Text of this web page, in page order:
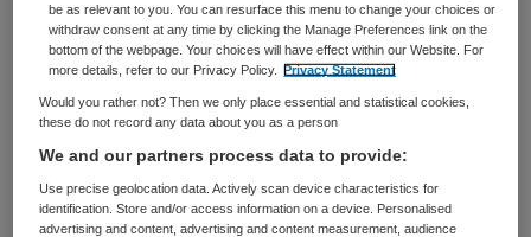
PLAATSINGSDATUM
1 oktober 2025
NIVEAU
HBO
ERVARING
Ervaren
DIENSTVERBAND
Uurbasis
Vacature niet beschikbaar
be as relevant to you. You can resurface this menu to change your choices or
withdraw consent at any time by clicking the Manage Preferences link on the
bottom of the webpage. Your choices will have effect within our Website. For
more details, refer to our Privacy Policy.
Privacy Statement
Would you rather not? Then we only place essential and statistical cookies,
these do not record any data about you as a person
We and our partners process data to provide:
Use precise geolocation data. Actively scan device characteristics for
identification. Store and/or access information on a device. Personalised
advertising and content, advertising and content measurement, audience